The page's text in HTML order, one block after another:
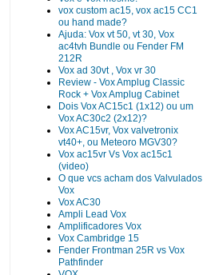
vox custom ac15, vox ac15 CC1
ou hand made?
Ajuda: Vox vt 50, vt 30, Vox
ac4tvh Bundle ou Fender FM
212R
Vox ad 30vt , Vox vr 30
Review - Vox Amplug Classic
Rock + Vox Amplug Cabinet
Dois Vox AC15c1 (1x12) ou um
Vox AC30c2 (2x12)?
Vox AC15vr, Vox valvetronix
vt40+, ou Meteoro MGV30?
Vox ac15vr Vs Vox ac15c1
(video)
O que vcs acham dos Valvulados
Vox
Vox AC30
Ampli Lead Vox
Amplificadores Vox
Vox Cambridge 15
Fender Frontman 25R vs Vox
Pathfinder